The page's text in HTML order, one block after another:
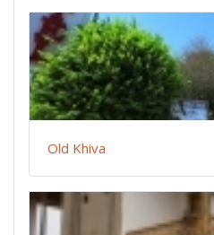
Old Khiva